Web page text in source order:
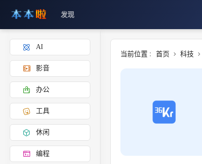
发现
AI
影音
办公
工具
休闲
编程
当前位置 : 首页 科技